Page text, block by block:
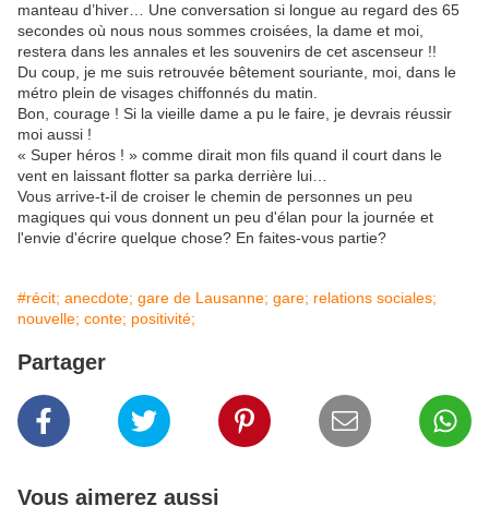
manteau d’hiver… Une conversation si longue au regard des 65
secondes où nous nous sommes croisées, la dame et moi,
restera dans les annales et les souvenirs de cet ascenseur !!
Du coup, je me suis retrouvée bêtement souriante, moi, dans le
métro plein de visages chiffonnés du matin.
Bon, courage ! Si la vieille dame a pu le faire, je devrais réussir
moi aussi !
« Super héros ! » comme dirait mon fils quand il court dans le
vent en laissant flotter sa parka derrière lui…
Vous arrive-t-il de croiser le chemin de personnes un peu
magiques qui vous donnent un peu d'élan pour la journée et
l'envie d'écrire quelque chose? En faites-vous partie?
#récit; anecdote; gare de Lausanne; gare; relations sociales;
nouvelle; conte; positivité;
Partager
Vous aimerez aussi